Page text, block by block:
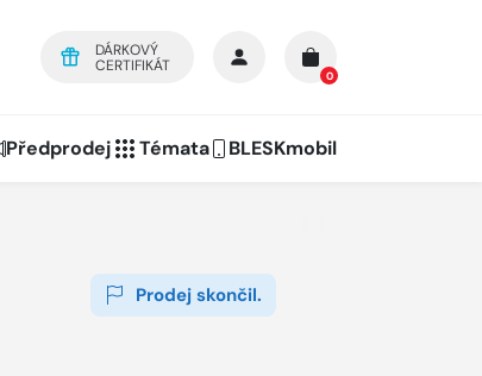
DÁRKOVÝ
CERTIFIKÁT
0
Předprodej Témata BLESKmobil
Prodej skončil.